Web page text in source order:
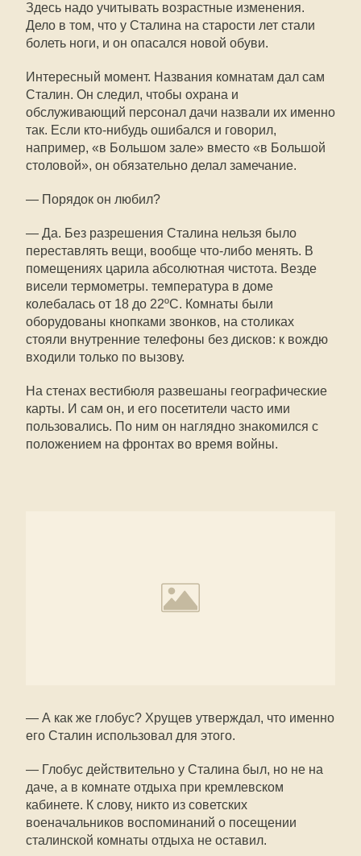
Здесь надо учитывать возрастные изменения.
Дело в том, что у Сталина на старости лет стали
болеть ноги, и он опасался новой обуви.
Интересный момент. Названия комнатам дал сам
Сталин. Он следил, чтобы охрана и
обслуживающий персонал дачи назвали их именно
так. Если кто-нибудь ошибался и говорил,
например, «в Большом зале» вместо «в Большой
столовой», он обязательно делал замечание.
— Порядок он любил?
— Да. Без разрешения Сталина нельзя было
переставлять вещи, вообще что-либо менять. В
помещениях царила абсолютная чистота. Везде
висели термометры. температура в доме
колебалась от 18 до 22ºС. Комнаты были
оборудованы кнопками звонков, на столиках
стояли внутренние телефоны без дисков: к вождю
входили только по вызову.
На стенах вестибюля развешаны географические
карты. И сам он, и его посетители часто ими
пользовались. По ним он наглядно знакомился с
положением на фронтах во время войны.
— А как же глобус? Хрущев утверждал, что именно
его Сталин использовал для этого.
— Глобус действительно у Сталина был, но не на
даче, а в комнате отдыха при кремлевском
кабинете. К слову, никто из советских
военачальников воспоминаний о посещении
сталинской комнаты отдыха не оставил.